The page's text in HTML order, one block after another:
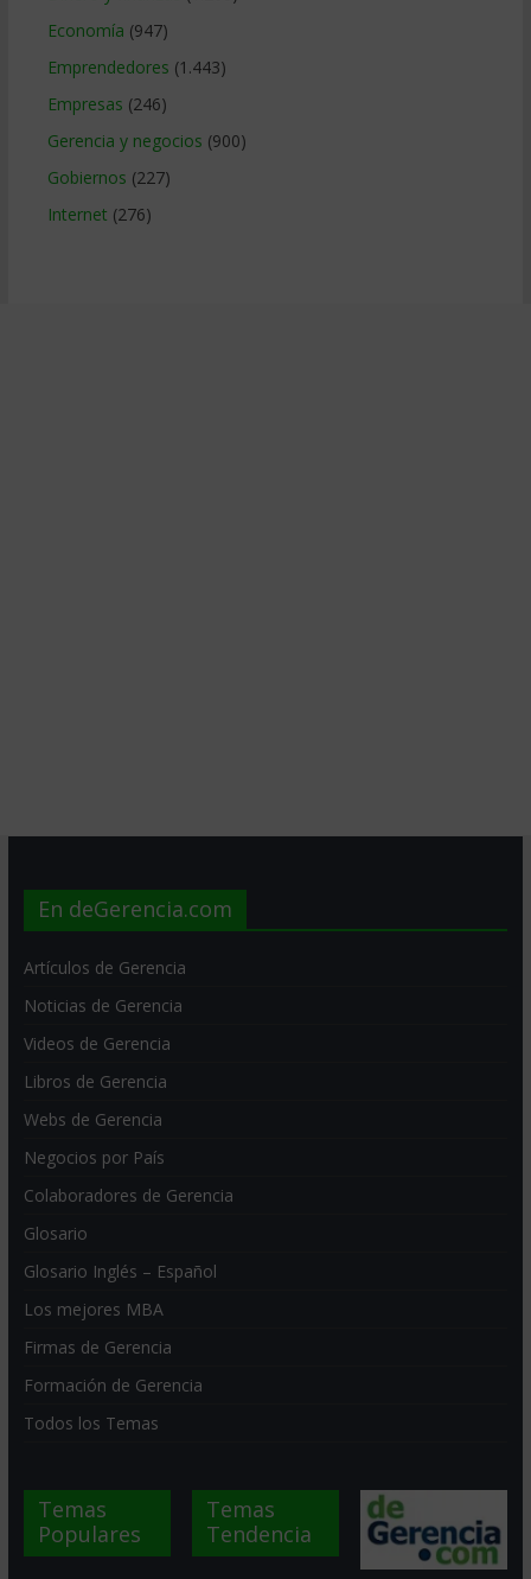
Economía (947)
Emprendedores (1.443)
Empresas (246)
Gerencia y negocios (900)
Gobiernos (227)
Internet (276)
En deGerencia.com
Artículos de Gerencia
Noticias de Gerencia
Videos de Gerencia
Libros de Gerencia
Webs de Gerencia
Negocios por País
Colaboradores de Gerencia
Glosario
Glosario Inglés – Español
Los mejores MBA
Firmas de Gerencia
Formación de Gerencia
Todos los Temas
Temas
Populares
Temas
Tendencia